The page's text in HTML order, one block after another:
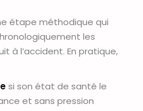
étape méthodique qui
les
à l’accident. En pratique,
si son état de santé le
et sans pression